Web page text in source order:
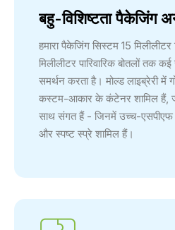
बहु-विशिष्टता पैकेजिंग
हमारा पैकेजिंग सिस्टम 15
मिलीलीटर पारिवारिक बोतलों तक
समर्थन करता है। मोल्ड लाइब्रेरी में
कस्टम-आकार के कंटेनर शामिल हैं, जो
साथ संगत हैं - जिनमें उच्च-
और स्पष्ट स्प्रे शामिल हैं।